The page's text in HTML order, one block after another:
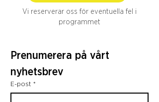
Vi reserverar oss för eventuella fel i
programmet
Prenumerera på vårt
nyhetsbrev
E-post *